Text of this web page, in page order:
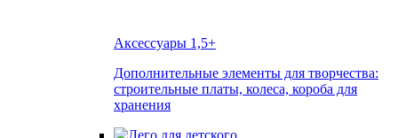
Аксессуары 1,5+
Дополнительные элементы для творчества:
строительные платы, колеса, короба для
хранения